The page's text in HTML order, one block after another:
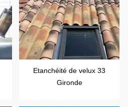
Etanchéité de velux 33
Gironde